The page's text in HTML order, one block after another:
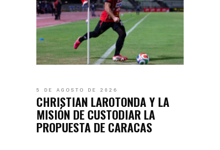
5 DE AGOSTO DE 2026
CHRISTIAN LAROTONDA Y LA
MISIÓN DE CUSTODIAR LA
PROPUESTA DE CARACAS